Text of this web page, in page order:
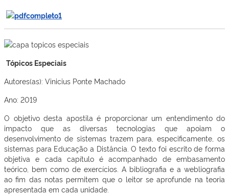
Tópicos Especiais
Autores(as): Vinicius Ponte Machado
Ano: 2019
O objetivo desta apostila é proporcionar um entendimento do
impacto que as diversas tecnologias que apoiam o
desenvolvimento de sistemas trazem para, especificamente, os
sistemas para Educação a Distância. O texto foi escrito de forma
objetiva e cada capítulo é acompanhado de embasamento
teórico, bem como de exercícios. A bibliografia e a webliografia
ao fim das notas permitem que o leitor se aprofunde na teoria
apresentada em cada unidade.